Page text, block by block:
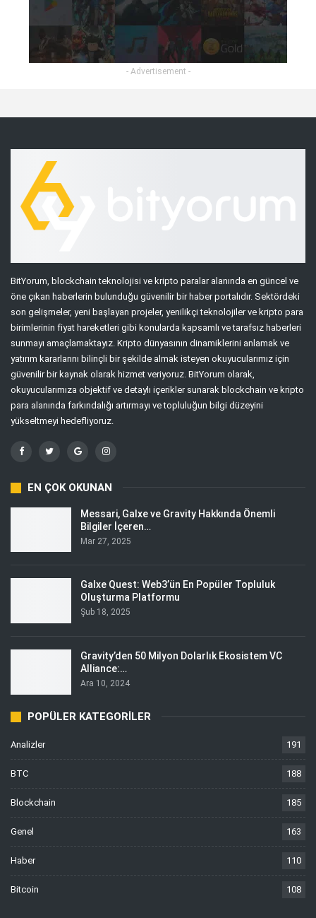
- Advertisement -
BitYorum, blockchain teknolojisi ve kripto paralar alanında en güncel ve
öne çıkan haberlerin bulunduğu güvenilir bir haber portalıdır. Sektördeki
son gelişmeler, yeni başlayan projeler, yenilikçi teknolojiler ve kripto para
birimlerinin fiyat hareketleri gibi konularda kapsamlı ve tarafsız haberleri
sunmayı amaçlamaktayız. Kripto dünyasının dinamiklerini anlamak ve
yatırım kararlarını bilinçli bir şekilde almak isteyen okuyucularımız için
güvenilir bir kaynak olarak hizmet veriyoruz. BitYorum olarak,
okuyucularımıza objektif ve detaylı içerikler sunarak blockchain ve kripto
para alanında farkındalığı artırmayı ve topluluğun bilgi düzeyini
yükseltmeyi hedefliyoruz.
EN ÇOK OKUNAN
Messari, Galxe ve Gravity Hakkında Önemli
Bilgiler İçeren…
Mar 27, 2025
Galxe Quest: Web3’ün En Popüler Topluluk
Oluşturma Platformu
Şub 18, 2025
Gravity’den 50 Milyon Dolarlık Ekosistem VC
Alliance:…
Ara 10, 2024
POPÜLER KATEGORILER
Analizler 191
BTC 188
Blockchain 185
Genel 163
Haber 110
Bitcoin 108